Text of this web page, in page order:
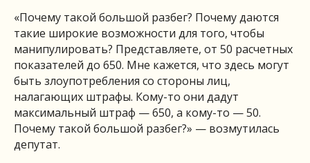
«Почему такой большой разбег? Почему даются
такие широкие возможности для того, чтобы
манипулировать? Представляете, от 50 расчетных
показателей до 650. Мне кажется, что здесь могут
быть злоупотребления со стороны лиц,
налагающих штрафы. Кому-то они дадут
максимальный штраф — 650, а кому-то — 50.
Почему такой большой разбег?» — возмутилась
депутат.